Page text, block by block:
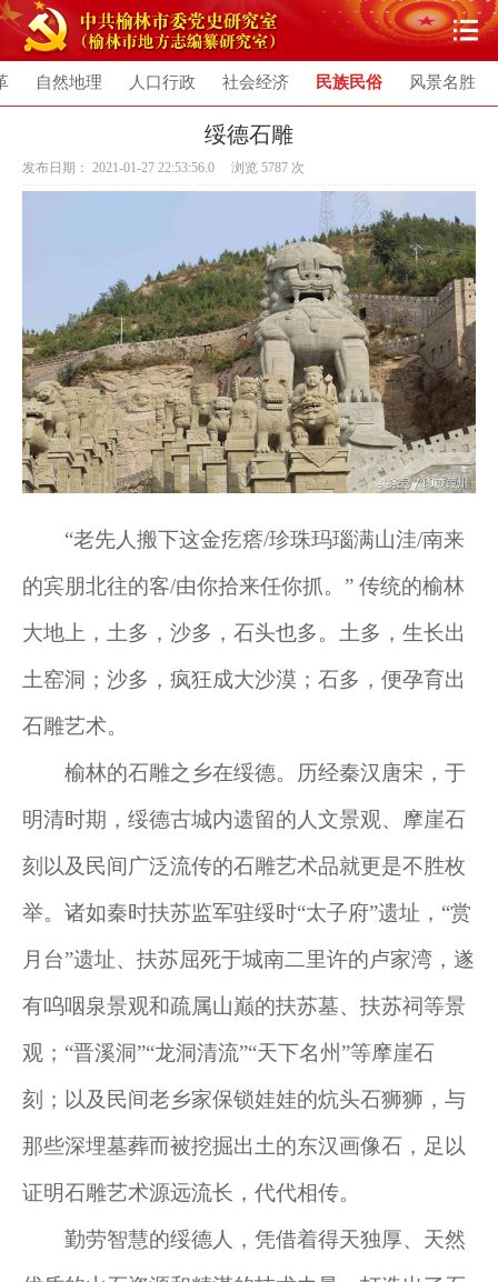
自然地理 人口行政 社会经济 民族民俗 风景名胜
绥德石雕
发布日期： 2021-01-27 22:53:56.0 浏览 5787 次
“老先人搬下这金疙瘩/珍珠玛瑙满山洼/南来
的宾朋北往的客/由你拾来任你抓。” 传统的榆林
大地上，土多，沙多，石头也多。土多，生长出
土窑洞；沙多，疯狂成大沙漠；石多，便孕育出
石雕艺术。
榆林的石雕之乡在绥德。历经秦汉唐宋，于
明清时期，绥德古城内遗留的人文景观、摩崖石
刻以及民间广泛流传的石雕艺术品就更是不胜枚
举。诸如秦时扶苏监军驻绥时“太子府”遗址，“赏
月台”遗址、扶苏屈死于城南二里许的卢家湾，遂
有呜咽泉景观和疏属山巅的扶苏墓、扶苏祠等景
观；“晋溪洞”“龙洞清流”“天下名州”等摩崖石
刻；以及民间老乡家保锁娃娃的炕头石狮狮，与
那些深埋墓葬而被挖掘出土的东汉画像石，足以
证明石雕艺术源远流长，代代相传。
勤劳智慧的绥德人，凭借着得天独厚、天然